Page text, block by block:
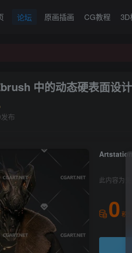
论坛 原画插画 CG教程 3D
中的动态硬表面设
布
此内容为
0 积分